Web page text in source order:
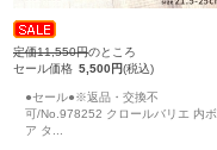
定価11,550円のところ
セール価格 5,500円(税込)
●セール●※返品・交換不
可/No.978252 クロールバリエ 内ボ
ア タ